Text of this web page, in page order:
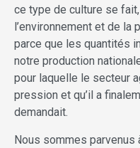
ce type de culture se
l’environnement et de la
parce que les quantités
notre production
pour laquelle le secteur
pression et qu’il a
demandait.
Nous sommes